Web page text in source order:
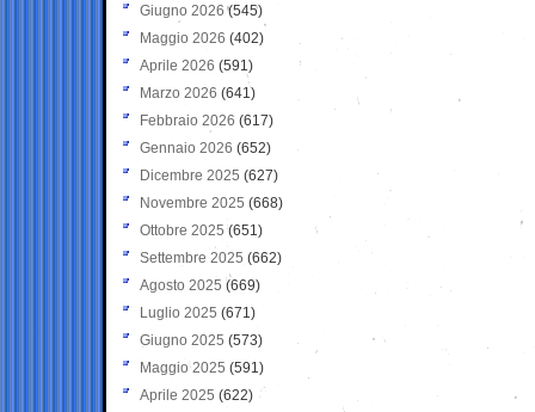
Giugno 2026 (545)
Maggio 2026 (402)
Aprile 2026 (591)
Marzo 2026 (641)
Febbraio 2026 (617)
Gennaio 2026 (652)
Dicembre 2025 (627)
Novembre 2025 (668)
Ottobre 2025 (651)
Settembre 2025 (662)
Agosto 2025 (669)
Luglio 2025 (671)
Giugno 2025 (573)
Maggio 2025 (591)
Aprile 2025 (622)